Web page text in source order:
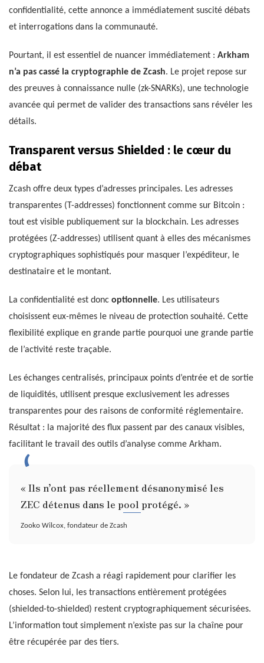
confidentialité, cette annonce a immédiatement suscité débats
et interrogations dans la communauté.
Pourtant, il est essentiel de nuancer immédiatement : Arkham
n’a pas cassé la cryptographie de Zcash. Le projet repose sur
des preuves à connaissance nulle (zk-SNARKs), une technologie
avancée qui permet de valider des transactions sans révéler les
détails.
Transparent versus Shielded : le cœur du
débat
Zcash offre deux types d’adresses principales. Les adresses
transparentes (T-addresses) fonctionnent comme sur Bitcoin :
tout est visible publiquement sur la blockchain. Les adresses
protégées (Z-addresses) utilisent quant à elles des mécanismes
cryptographiques sophistiqués pour masquer l’expéditeur, le
destinataire et le montant.
La confidentialité est donc optionnelle. Les utilisateurs
choisissent eux-mêmes le niveau de protection souhaité. Cette
flexibilité explique en grande partie pourquoi une grande partie
de l’activité reste traçable.
Les échanges centralisés, principaux points d’entrée et de sortie
de liquidités, utilisent presque exclusivement les adresses
transparentes pour des raisons de conformité réglementaire.
Résultat : la majorité des flux passent par des canaux visibles,
facilitant le travail des outils d’analyse comme Arkham.
« Ils n’ont pas réellement désanonymisé les
ZEC détenus dans le pool protégé. »
Zooko Wilcox, fondateur de Zcash
Le fondateur de Zcash a réagi rapidement pour clarifier les
choses. Selon lui, les transactions entièrement protégées
(shielded-to-shielded) restent cryptographiquement sécurisées.
L’information tout simplement n’existe pas sur la chaîne pour
être récupérée par des tiers.